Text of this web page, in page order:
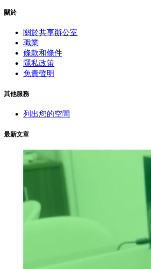
關於
關於共享辦公室
職業
條款和條件
隱私政策
免責聲明
其他服務
列出您的空間
最新文章